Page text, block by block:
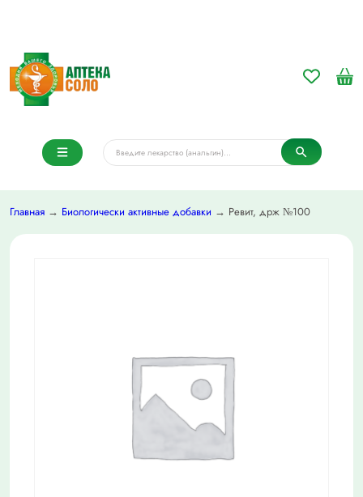
Главная → Биологически активные добавки → Ревит, држ №100